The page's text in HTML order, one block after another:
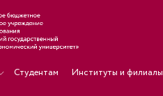
Студентам Институты и филиалы